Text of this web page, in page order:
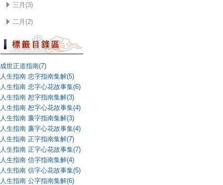
三月(3)
二月(2)
成世正道指南(7)
人生指南 忠字指南集解(5)
人生指南 忠字心花故事集(6)
人生指南 恕字指南集解(3)
人生指南 恕字心花故事集(4)
人生指南 廉字指南集解(3)
人生指南 廉字心花故事集(4)
人生指南 正字指南集解(7)
人生指南 正字心花故事集(7)
人生指南 信字指南集解(4)
人生指南 信字心花故事集(5)
人生指南 公字指南集解(6)